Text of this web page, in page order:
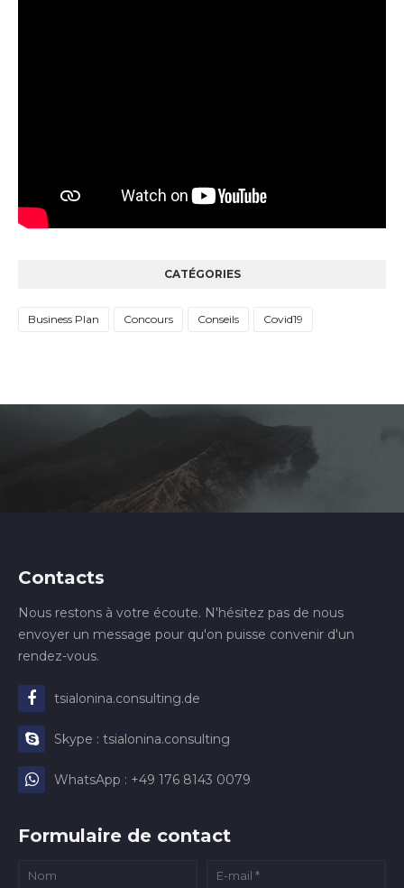
CATÉGORIES
Business Plan Concours Conseils Covid19
Contacts
Nous restons à votre écoute. N'hésitez pas de nous
envoyer un message pour qu'on puisse convenir d'un
rendez-vous.
tsialonina.consulting.de
Skype : tsialonina.consulting
WhatsApp : +49 176 8143 0079
Formulaire de contact